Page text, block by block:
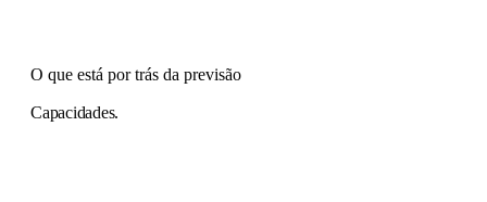
O que está por trás da previsão
Capacidades.